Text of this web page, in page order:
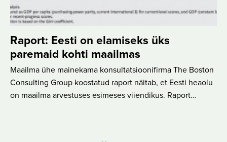
Raport: Eesti on elamiseks üks
paremaid kohti maailmas
Maailma ühe mainekama konsultatsioonifirma The Boston
Consulting Group koostatud raport näitab, et Eesti heaolu
on maailma arvestuses esimeses viiendikus. Raport…